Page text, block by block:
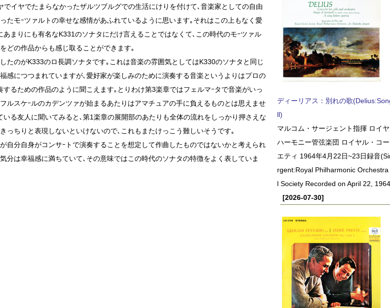
でイヤでたまらなかったザルツブルグでの生活にけりを付けて､音楽家としての自由
たモｰツァルトの幸せな感情があふれているように思います｡それはこの上もなく愛
あまりにも有名なK331のソナタにだけ言えることではなくて､この時代のモｰツァル
どの作品からも感じ取ることができます｡
たのがK333のロ長調ソナタです｡これは音楽の雰囲気としてはK330のソナタと同じ
感につつまれていますが､愛好家が楽しみのために演奏する音楽というよりはプロの
するための作品のように聞こえます｡とりわけ第3楽章ではフェルマｰタで音楽がいっ
ルスケｰルのカデンツァが始まるあたりはアマチュアの手に負えるものとは思えませ
いる友人に聞いてみると､第1楽章の展開部のあたりも全体の流れをしっかり押さえな
っちりと表現しないといけないので､これもまたけっこう難しいそうです｡
自分自身がコンサｰトで演奏することを想定して作曲したものではないかと考えられ
分は幸福感に満ちていて､その意味ではこの時代のソナタの特徴をよく表していま
ディーリアス：別れの歌
ll)
マルコム・サージェント指揮 ロイ
ハーモニー管弦楽団 ロイヤル・コ
エティ 1964年4月22日~23日録音
rgent:Royal Philharmonic
l Society Recorded on April 22,
[2026-07-30]